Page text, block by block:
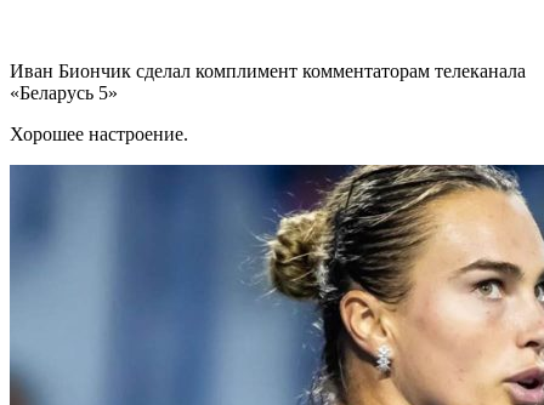
Иван Биончик сделал комплимент комментаторам телеканала
«Беларусь 5»
Хорошее настроение.